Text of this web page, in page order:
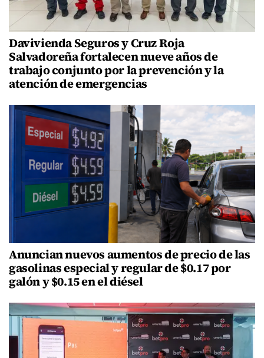
Davivienda Seguros y Cruz Roja
Salvadoreña fortalecen nueve años de
trabajo conjunto por la prevención y la
atención de emergencias
Anuncian nuevos aumentos de precio de las
gasolinas especial y regular de $0.17 por
galón y $0.15 en el diésel